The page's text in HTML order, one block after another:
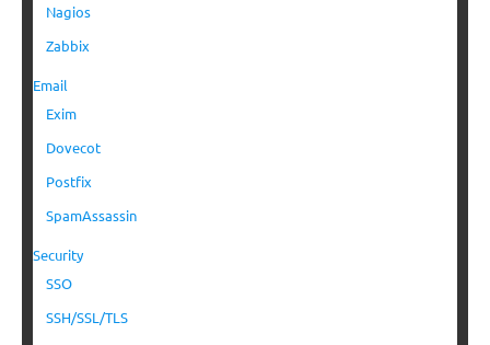
Nagios
Zabbix
Email
Exim
Dovecot
Postfix
SpamAssassin
Security
SSO
SSH/SSL/TLS